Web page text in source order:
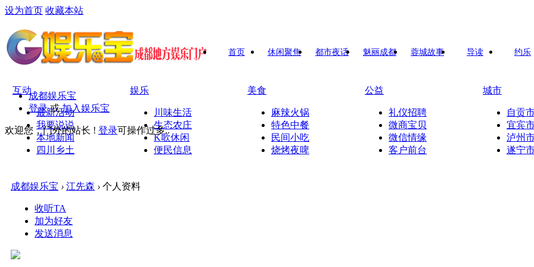
设为首页 收藏本站
成都娱乐宝
登录 或 加入娱乐宝
欢迎您，门外的站长 ! 登录可操作过多..
首页 休闲聚焦 都市夜话 魅丽成都 蓉城故事 导读 约乐
互动
最新活动
我要说说
本地新闻
四川乡土
娱乐
川味生活
生态农庄
K歌休闲
便民信息
美食
麻辣火锅
特色中餐
民间小吃
烧烤夜啤
公益
礼仪招聘
微商宝贝
微信情缘
客户前台
城市
自贡
宜宾
泸州
遂宁
成都娱乐宝 › 江先森 › 个人资料
收听TA
加为好友
发送消息